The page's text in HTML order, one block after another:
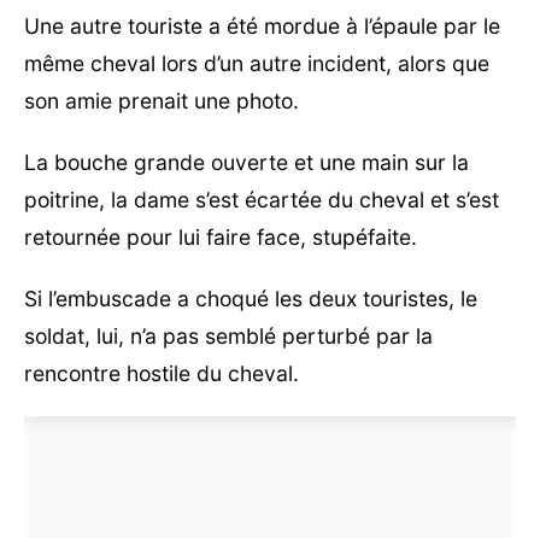
Une autre touriste a été mordue à l’épaule par le
même cheval lors d’un autre incident, alors que
son amie prenait une photo.
La bouche grande ouverte et une main sur la
poitrine, la dame s’est écartée du cheval et s’est
retournée pour lui faire face, stupéfaite.
Si l’embuscade a choqué les deux touristes, le
soldat, lui, n’a pas semblé perturbé par la
rencontre hostile du cheval.